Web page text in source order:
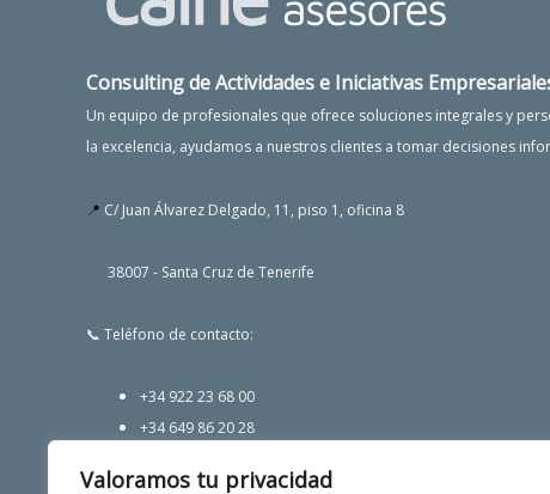
Valoramos tu privacidad
Consulting de Actividades e Iniciativas
Un equipo de profesionales que ofrece soluciones integrales y
la excelencia, ayudamos a nuestros clientes a tomar decisiones
📍 C/ Juan Álvarez Delgado, 11, piso 1, oficina 8
38007 - Santa Cruz de Tenerife
📞 Teléfono de contacto:
+34 922 23 68 00
+34 649 86 20 28
📩 Email: